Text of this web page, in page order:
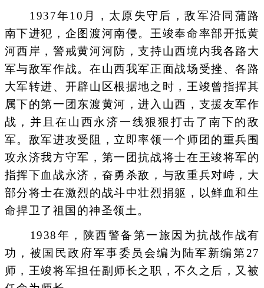
1937年10月，太原失守后，敌军沿同蒲路
南下进犯，企图渡河南侵。王竣奉命率部开抵黄
河西岸，警戒黄河河防，支持山西境内我各路大
军与敌军作战。在山西我军正面战场受挫、各路
大军转进、开辟山区根据地之时，王竣曾指挥其
属下的第一团东渡黄河，进入山西，支援友军作
战，并且在山西永济一线狠狠打击了南下的敌
军。敌军进攻受阻，立即率领一个师团的重兵围
攻永济我方守军，第一团抗战将士在王竣将军的
指挥下血战永济，奋勇杀敌，与敌重兵对峙，大
部分将士在激烈的战斗中壮烈捐躯，以鲜血和生
命捍卫了祖国的神圣领土。
1938年，陕西警备第一旅因为抗战作战有
功，被国民政府军事委员会编为陆军新编第27
师，王竣将军担任副师长之职，不久之后，又被